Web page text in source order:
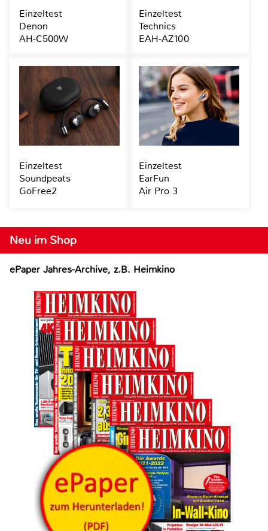
Neu im Shop
ePaper Jahres-Archive, z.B. Heimkino
Einzeltest
Denon
AH-C500W
Einzeltest
Technics
EAH-AZ100
Einzeltest
Soundpeats
GoFree2
Einzeltest
EarFun
Air Pro 3